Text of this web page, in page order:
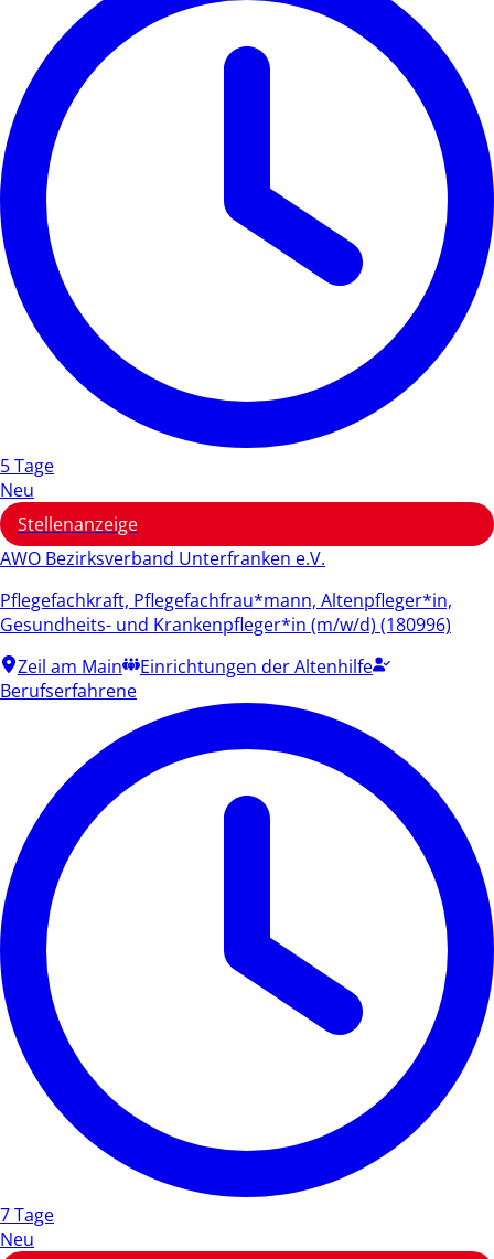
5 Tage
Neu
Stellenanzeige
AWO Bezirksverband Unterfranken e.V.
Pflegefachkraft, Pflegefachfrau*mann, Altenpfleger*in,
Gesundheits- und Krankenpfleger*in (m/w/d) (180996)
Zeil am Main
Einrichtungen der Altenhilfe
Berufserfahrene
7 Tage
Neu